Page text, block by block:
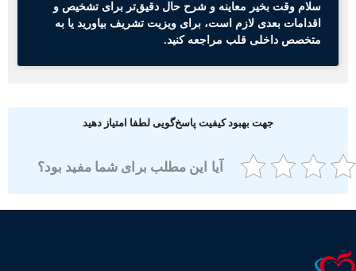
سلام وقت بخیر معاینه و شرح حال دقیق‌تر برای تشخیص و
اقدامات بعدی لازم است، برای ویزیت تشریف بیاورید یا به
متخصص داخلی قلب مراجعه کنید.
جهت بهبود کیفیت پاسخ‌گویی لطفا امتیاز دهید
آیا این مطلب برای شما مفید بود؟